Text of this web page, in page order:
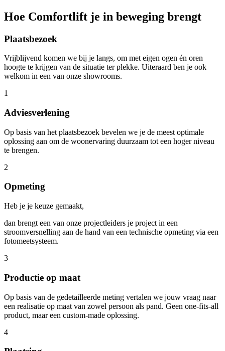
Hoe Comfortlift je in beweging brengt
Plaatsbezoek
Vrijblijvend komen we bij je langs, om met eigen ogen én oren
hoogte te krijgen van de situatie ter plekke. Uiteraard ben je ook
welkom in een van onze showrooms.
1
Adviesverlening
Op basis van het plaatsbezoek bevelen we je de meest optimale
oplossing aan om de woonervaring duurzaam tot een hoger niveau
te brengen.
2
Opmeting
Heb je je keuze gemaakt,
dan brengt een van onze projectleiders je project in een
stroomversnelling aan de hand van een technische opmeting via een
fotomeetsysteem.
3
Productie op maat
Op basis van de gedetailleerde meting vertalen we jouw vraag naar
een realisatie op maat van zowel persoon als pand. Geen one-fits-all
product, maar een custom-made oplossing.
4